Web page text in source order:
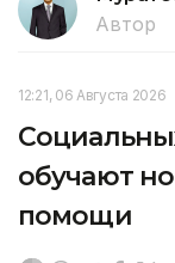
Автор
12:21, 06 Августа 2026
обучают
помощи